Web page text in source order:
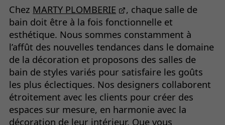
Chez MARTY PLOMBERIE
, chaque salle de
bain doit être à la fois fonctionnelle et
esthétique. Nous sommes constamment à
l’affût des nouvelles tendances dans le domaine
de la décoration et proposons des salles de
bain de styles variés pour satisfaire les goûts
les plus éclectiques. Nos designers collaborent
étroitement avec les clients pour créer des
espaces sur mesure, en harmonie avec la
décoration de leur intérieur. Que vous